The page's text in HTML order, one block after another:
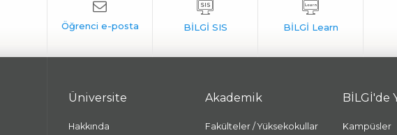
Üniversite
Hakkında
Akademik
Fakülteler / Yüksekokullar
BİLGİ'de
Kampüsler